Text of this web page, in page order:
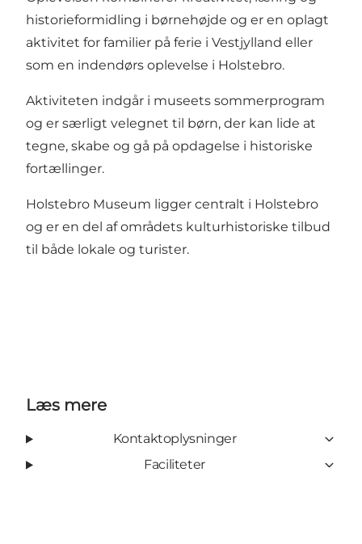
historieformidling i børnehøjde og er en oplagt
aktivitet for familier på ferie i Vestjylland eller
som en indendørs oplevelse i Holstebro.
Aktiviteten indgår i museets sommerprogram
og er særligt velegnet til børn, der kan lide at
tegne, skabe og gå på opdagelse i historiske
fortællinger.
Holstebro Museum ligger centralt i Holstebro
og er en del af områdets kulturhistoriske tilbud
til både lokale og turister.
Læs mere
Kontaktoplysninger
Faciliteter